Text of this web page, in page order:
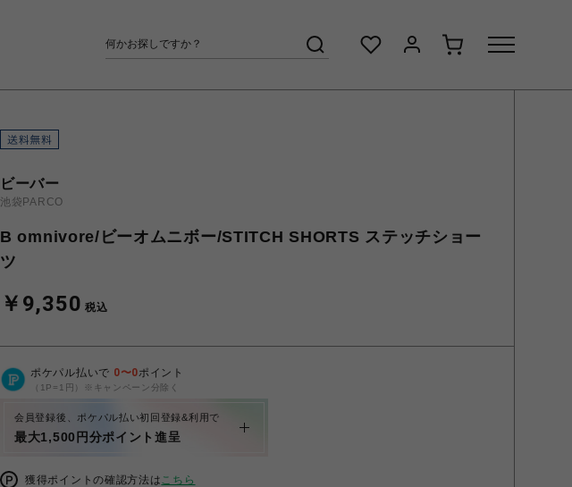
ビーバー
池袋PARCO
B omnivore/ビーオムニボー/STITCH SHORTS ステッチショー
ツ
￥9,350 税込
ポケパル払いで 0〜0ポイント
（1P=1円）※キャンペーン分除く
会員登録後、ポケパル払い初回登録&利用で
最大1,500円分ポイント進呈
獲得ポイントの確認方法はこちら